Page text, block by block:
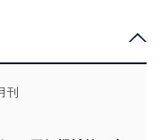
うえで利用目的の
手段によって取
社が保有している
、第三者への提
はこれらの取り組
刊